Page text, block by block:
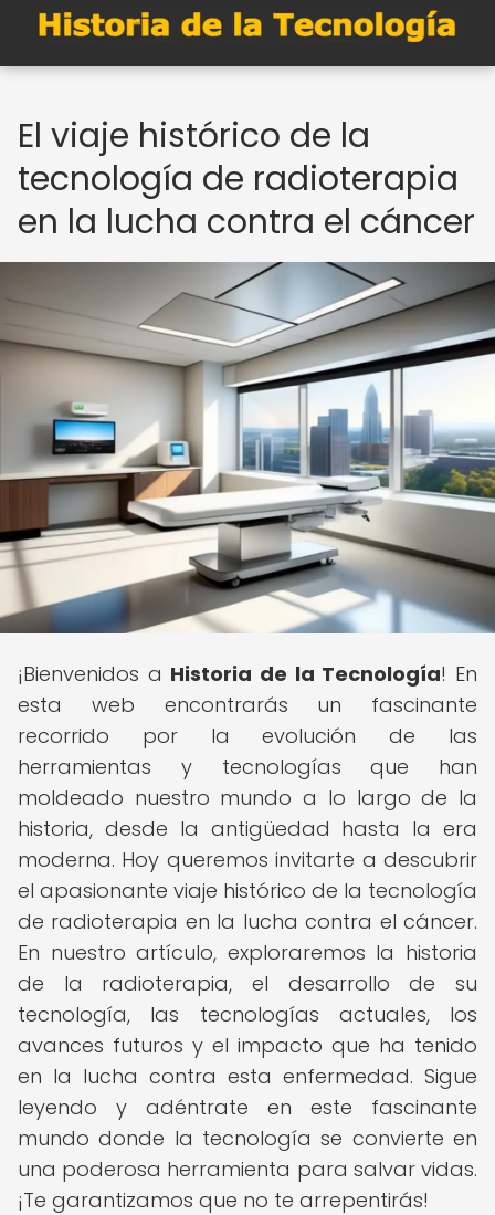
El viaje histórico de la
tecnología de radioterapia
en la lucha contra el cáncer
¡Bienvenidos a Historia de la Tecnología! En
esta web encontrarás un fascinante
recorrido por la evolución de las
herramientas y tecnologías que han
moldeado nuestro mundo a lo largo de la
historia, desde la antigüedad hasta la era
moderna. Hoy queremos invitarte a descubrir
el apasionante viaje histórico de la tecnología
de radioterapia en la lucha contra el cáncer.
En nuestro artículo, exploraremos la historia
de la radioterapia, el desarrollo de su
tecnología, las tecnologías actuales, los
avances futuros y el impacto que ha tenido
en la lucha contra esta enfermedad. Sigue
leyendo y adéntrate en este fascinante
mundo donde la tecnología se convierte en
una poderosa herramienta para salvar vidas.
¡Te garantizamos que no te arrepentirás!